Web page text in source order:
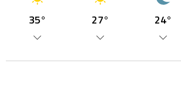
35° 27° 24°